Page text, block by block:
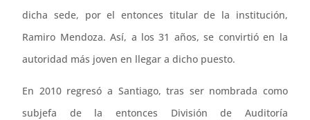
dicha sede, por el entonces titular de la institución,
Ramiro Mendoza. Así, a los 31 años, se convirtió en la
autoridad más joven en llegar a dicho puesto.
En 2010 regresó a Santiago, tras ser nombrada como
subjefa de la entonces División de Auditoría